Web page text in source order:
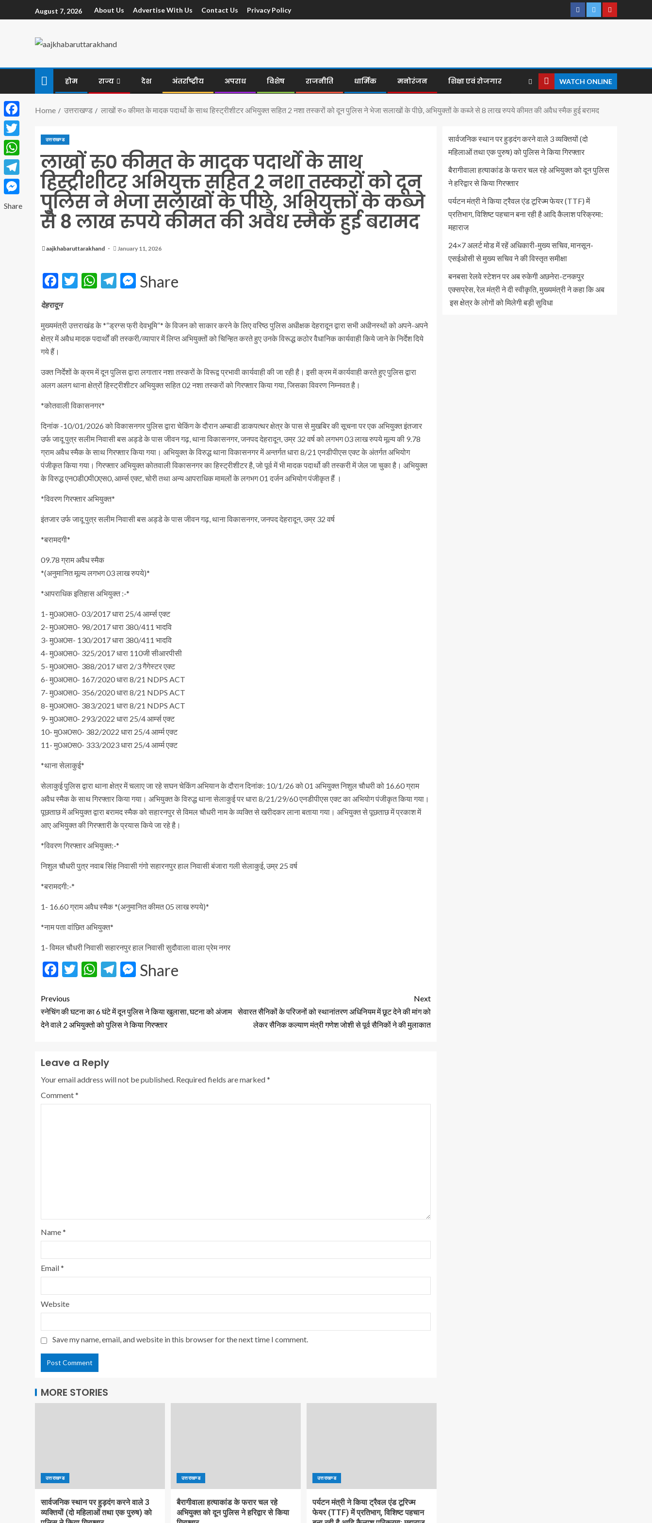
August 7, 2026 About Us Advertise With Us Contact Us Privacy Policy
होम राज्य देश अंतर्राष्ट्रीय अपराध विशेष राजनीति धार्मिक मनोरंजन शिक्षा एवं रोजगार WATCH ONLINE
Home उत्तराखण्ड लाखों रु० कीमत के मादक पदार्थो के साथ हिस्ट्रीशीटर अभियुक्त सहित 2 नशा तस्करों को दून पुलिस ने भेजा सलाखों के पीछे, अभियुक्तों के कब्जे से 8 लाख रुपये कीमत की अवैध स्मैक हुई बरामद
उत्तराखण्ड
लाखों रु० कीमत के मादक पदार्थो के साथ
हिस्ट्रीशीटर अभियुक्त सहित 2 नशा तस्करों को दून
पुलिस ने भेजा सलाखों के पीछे, अभियुक्तों के कब्जे
से 8 लाख रुपये कीमत की अवैध स्मैक हुई बरामद
aajkhabaruttarakhand January 11, 2026
Facebook
Twitter
WhatsApp
Telegram
Messenger
Share
देहरादून
मुख्यमंत्री उत्तराखंड के *“ड्रग्स फ्री देवभूमि”* के विजन को साकार करने के लिए वरिष्ठ पुलिस अधीक्षक देहरादून द्वारा सभी अधीनस्थों को अपने-अपने
क्षेत्र में अवैध मादक पदार्थों की तस्करी/व्यापार में लिप्त अभियुक्तों को चिन्हित करते हुए उनके विरूद्ध कठोर वैधानिक कार्यवाही किये जाने के निर्देश दिये
गये हैं।
उक्त निर्देशों के क्रम में दून पुलिस द्वारा लगातार नशा तस्करों के विरूद्व प्रभावी कार्यवाही की जा रही है। इसी क्रम में कार्यवाही करते हुए पुलिस द्वारा
अलग अलग थाना क्षेत्रों हिस्ट्रीशीटर अभियुक्त सहित 02 नशा तस्करों को गिरफ्तार किया गया, जिसका विवरण निम्नवत है।
*कोतवाली विकासनगर*
दिनांक -10/01/2026 को विकासनगर पुलिस द्वारा चेकिंग के दौरान अम्बाडी डाकपत्थर क्षेत्र के पास से मुखबिर की सूचना पर एक अभियुक्त इंतजार
उर्फ जादू पुत्र सलीम निवासी बस अड्डे के पास जीवन गढ़, थाना विकासनगर, जनपद देहरादून, उम्र 32 वर्ष को लगभग 03 लाख रुपये मूल्य की 9.78
ग्राम अवैध स्मैक के साथ गिरफ्तार किया गया। अभियुक्त के विरुद्ध थाना विकासनगर में अन्तर्गत धारा 8/21 एनडीपीएस एक्ट के अंतर्गत अभियोग
पंजीकृत किया गया। गिरफ्तार अभियुक्त कोतवाली विकासनगर का हिस्ट्रीशीटर है, जो पूर्व में भी मादक पदार्थो की तस्करी में जेल जा चुका है। अभियुक्त
के विरुद्ध एन0डी0पी0एस0, आर्म्स एक्ट, चोरी तथा अन्य आपराधिक मामलों के लगभग 01 दर्जन अभियोग पंजीकृत हैं ।
*विवरण गिरफ्तार अभियुक्त*
इंतजार उर्फ जादू पुत्र सलीम निवासी बस अड्डे के पास जीवन गढ़, थाना विकासनगर, जनपद देहरादून, उम्र 32 वर्ष
*बरामदगी*
09.78 ग्राम अवैध स्मैक
*(अनुमानित मूल्य लगभग 03 लाख रुपये)*
*आपराधिक इतिहास अभियुक्त :-*
1- मु0अ0स0- 03/2017 धारा 25/4 आर्म्स एक्ट
2- मु0अ0स0- 98/2017 धारा 380/411 भादवि
3- मु0अ0स- 130/2017 धारा 380/411 भादवि
4- मु0अ0स0- 325/2017 धारा 110जी सीआरपीसी
5- मु0अ0स0- 388/2017 धारा 2/3 गैगेस्टर एक्ट
6- मु0अ0स0- 167/2020 धारा 8/21 NDPS ACT
7- मु0अ0स0- 356/2020 धारा 8/21 NDPS ACT
8- मु0अ0स0- 383/2021 धारा 8/21 NDPS ACT
9- मु0अ0स0- 293/2022 धारा 25/4 आर्म्स एक्ट
10- मु0अ0स0- 382/2022 धारा 25/4 आर्म्म एक्ट
11- मु0अ0स0- 333/2023 धारा 25/4 आर्म्म एक्ट
*थाना सेलाकुई*
सेलाकुई पुलिस द्वारा थाना क्षेत्र में चलाए जा रहे सघन चेकिंग अभियान के दौरान दिनांक: 10/1/26 को 01 अभियुक्त निशुल चौधरी को 16.60 ग्राम
अवैध स्मैक के साथ गिरफ्तार किया गया। अभियुक्त के विरुद्ध थाना सेलाकुई पर धारा 8/21/29/60 एनडीपीएस एक्ट का अभियोग पंजीकृत किया गया।
पूछताछ में अभियुक्त द्वारा बरामद स्मैक को सहारनपुर से विमल चौधरी नाम के व्यक्ति से खरीदकर लाना बताया गया। अभियुक्त से पूछताछ में प्रकाश में
आए अभियुक्त की गिरफ्तारी के प्रयास किये जा रहे है।
*विवरण गिरफ्तार अभियुक्त:-*
निशुल चौधरी पुत्र नवाब सिंह निवासी गंगो सहारनपुर हाल निवासी बंजारा गली सेलाकुई, उम्र 25 वर्ष
*बरामदगी:-*
1- 16.60 ग्राम अवैध स्मैक *(अनुमानित कीमत 05 लाख रुपये)*
*नाम पता वांछित अभियुक्त*
1- विमल चौधरी निवासी सहारनपुर हाल निवासी सुदौवाला वाला प्रेम नगर
Facebook
Twitter
WhatsApp
Telegram
Messenger
Share
Previous
स्नेचिंग की घटना का 6 घंटे में दून पुलिस ने किया खुलासा, घटना को अंजाम
देने वाले 2 अभियुक्तो को पुलिस ने किया गिरफ्तार
Next
सेवारत सैनिकों के परिजनों को स्थानांतरण अधिनियम में छूट देने की मांग को
लेकर सैनिक कल्याण मंत्री गणेश जोशी से पूर्व सैनिकों ने की मुलाकात
Leave a Reply
Your email address will not be published. Required fields are marked*
Comment*
Name*
Email*
Website
Save my name, email, and website in this browser for the next time I comment.
MORE STORIES
उत्तराखण्ड
सार्वजनिक स्थान पर हुड़दंग करने वाले 3
व्यक्तियों (दो महिलाओं तथा एक पुरुष) को
उत्तराखण्ड
बैरागीवाला हत्याकांड के फरार चल रहे
अभियुक्त को दून पुलिस ने हरिद्वार से किया
उत्तराखण्ड
पर्यटन मंत्री ने किया ट्रैवल एंड टूरिज्म
फेयर (TTF) में प्रतिभाग, विशिष्ट पहचान
सार्वजनिक स्थान पर हुड़दंग करने वाले 3 व्यक्तियों (दो
महिलाओं तथा एक पुरुष) को पुलिस ने किया गिरफ्तार
बैरागीवाला हत्याकांड के फरार चल रहे अभियुक्त को दून पुलिस
ने हरिद्वार से किया गिरफ्तार
पर्यटन मंत्री ने किया ट्रैवल एंड टूरिज्म फेयर (TTF) में
प्रतिभाग, विशिष्ट पहचान बना रही है आदि कैलाश परिक्रमा:
महाराज
24×7 अलर्ट मोड में रहें अधिकारी-मुख्य सचिव, मानसून-
एसईओसी से मुख्य सचिव ने की विस्तृत समीक्षा
बनबसा रेलवे स्टेशन पर अब रुकेगी अछनेरा-टनकपुर
एक्सप्रेस, रेल मंत्री ने दी स्वीकृति, मुख्यमंत्री ने कहा कि अब
इस क्षेत्र के लोगों को मिलेगी बड़ी सुविधा
Facebook
Twitter
WhatsApp
Telegram
Messenger
Share